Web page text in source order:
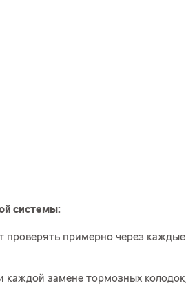
системы:
примерно через
замене тормозных